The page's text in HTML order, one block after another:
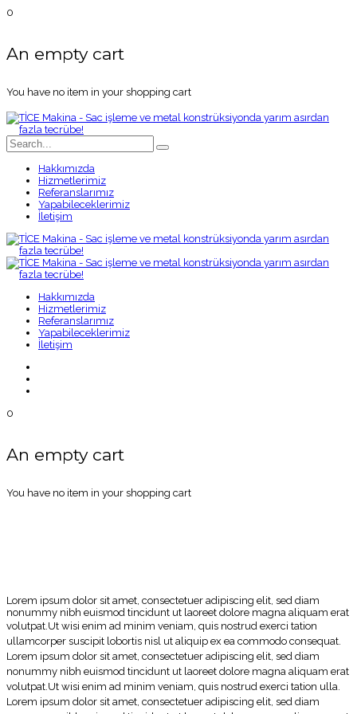
0
An empty cart
You have no item in your shopping cart
Hakkımızda
Hizmetlerimiz
Referanslarımız
Yapabileceklerimiz
İletişim
Hakkımızda
Hizmetlerimiz
Referanslarımız
Yapabileceklerimiz
İletişim
0
An empty cart
You have no item in your shopping cart
Lorem ipsum dolor sit amet, consectetuer adipiscing elit, sed diam
nonummy nibh euismod tincidunt ut laoreet dolore magna aliquam erat
volutpat.Ut wisi enim ad minim veniam, quis nostrud exerci tation
ullamcorper suscipit lobortis nisl ut aliquip ex ea commodo consequat.
Lorem ipsum dolor sit amet, consectetuer adipiscing elit, sed diam
nonummy nibh euismod tincidunt ut laoreet dolore magna aliquam erat
volutpat.Ut wisi enim ad minim veniam, quis nostrud exerci tation ulla.
Lorem ipsum dolor sit amet, consectetuer adipiscing elit, sed diam